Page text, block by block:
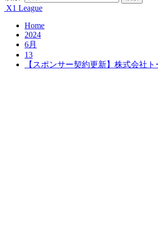
X1 League
Home
2024
6月
13
【スポンサー契約更新】株式会社